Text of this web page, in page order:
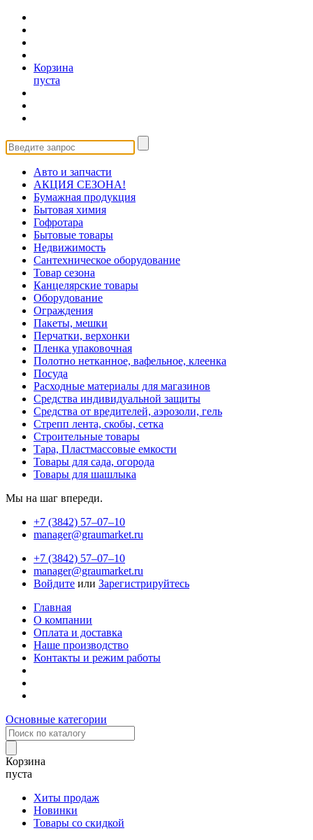
Корзина
пуста
Авто и запчасти
АКЦИЯ СЕЗОНА!
Бумажная продукция
Бытовая химия
Гофротара
Бытовые товары
Недвижимость
Сантехническое оборудование
Товар сезона
Канцелярские товары
Оборудование
Ограждения
Пакеты, мешки
Перчатки, верхонки
Пленка упаковочная
Полотно нетканное, вафельное, клеенка
Посуда
Расходные материалы для магазинов
Средства индивидуальной защиты
Средства от вредителей, аэрозоли, гель
Стрепп лента, скобы, сетка
Строительные товары
Тара, Пластмассовые емкости
Товары для сада, огорода
Товары для шашлыка
Мы на шаг впереди.
+7 (3842) 57‒07‒10
manager@graumarket.ru
+7 (3842) 57‒07‒10
manager@graumarket.ru
Войдите или Зарегистрируйтесь
Главная
О компании
Оплата и доставка
Наше производство
Контакты и режим работы
Основные категории
Корзина
пуста
Хиты продаж
Новинки
Товары со скидкой